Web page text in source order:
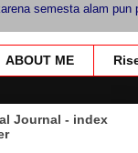
semesta alam pun
ABOUT ME
Journal - index